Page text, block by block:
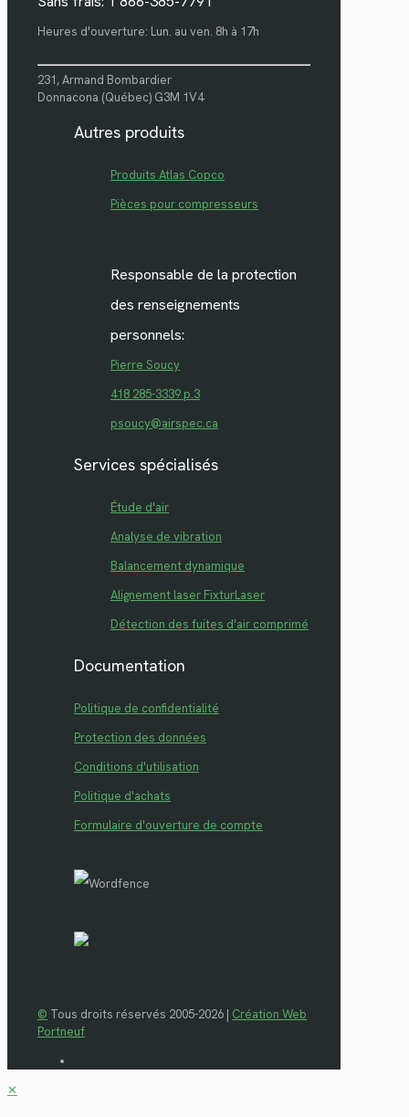
Heures d'ouverture: Lun. au ven. 8h à 17h
231, Armand Bombardier
Donnacona (Québec) G3M 1V4
Autres produits
Produits Atlas Copco
Pièces pour compresseurs
Responsable de la protection
des renseignements
personnels:
Pierre Soucy
418 285-3339 p.3
psoucy@airspec.ca
Services spécialisés
Étude d'air
Analyse de vibration
Balancement dynamique
Alignement laser FixturLaser
Détection des fuites d'air comprimé
Documentation
Politique de confidentialité
Protection des données
Conditions d'utilisation
Politique d'achats
Formulaire d'ouverture de compte
© Tous droits réservés 2005-2026 | Création Web
Portneuf
✕